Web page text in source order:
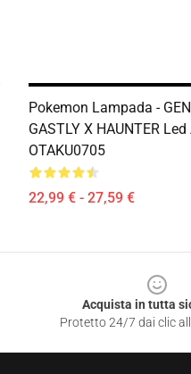
Pokemon Lampada -
GASTLY X HAUNTER
OTAKU0705
22,99 € - 27,59 €
Acquista in tutta
Protetto 24/7 dai clic